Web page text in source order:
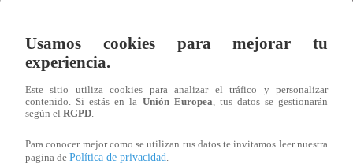
abril de 2023 – Programa Completo
brilló
Usamos cookies para mejorar tu
experiencia.
Este sitio utiliza cookies para analizar el tráfico y personalizar
contenido. Si estás en la Unión Europea , tus datos se gestionarán
según el RGPD
Para conocer mejor como se utilizan tus datos te invitamos leer nuestra
pagina de Política de privacidad